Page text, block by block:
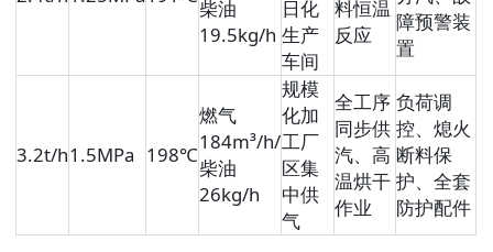
柴油
19.5kg/h
日化
生产
车间
料恒温
反应
障预警装
置
3.2t/h1.5MPa 198℃
燃气
184m³/h/
柴油
26kg/h
规模
化加
工厂
区集
中供
气
全工序
同步供
汽、高
温烘干
作业
负荷调
控、熄火
断料保
护、全套
防护配件